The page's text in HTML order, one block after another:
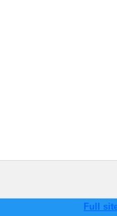
Full